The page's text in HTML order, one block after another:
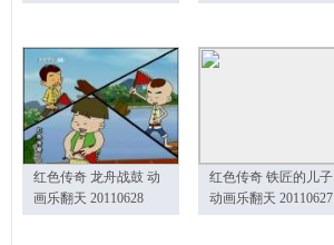
红色传奇 龙舟战鼓 动
画乐翻天 20110628
红色传奇 铁匠的儿子
动画乐翻天 20110627